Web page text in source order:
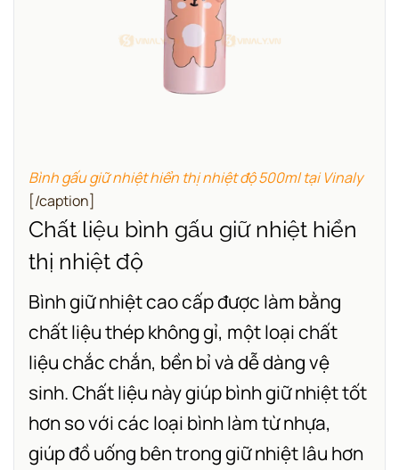
Bình gấu giữ nhiệt hiển thị nhiệt độ 500ml tại Vinaly
[/caption]
Chất liệu bình gấu giữ nhiệt hiển
thị nhiệt độ
Bình giữ nhiệt cao cấp được làm bằng
chất liệu thép không gỉ, một loại chất
liệu chắc chắn, bền bỉ và dễ dàng vệ
sinh. Chất liệu này giúp bình giữ nhiệt tốt
hơn so với các loại bình làm từ nhựa,
giúp đồ uống bên trong giữ nhiệt lâu hơn